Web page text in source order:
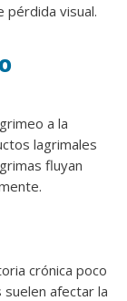
pérdida visual.
a la
lagrimales
fluyan
crónica poco
suelen afectar la